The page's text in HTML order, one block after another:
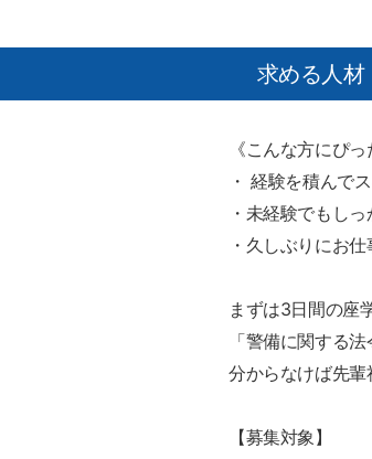
求める人材
《こんな方にぴっ
・ 経験を積んで
・未経験でもし
・久しぶりにお
まずは3日間の座
「警備に関する
分からなけば先輩
【募集対象】